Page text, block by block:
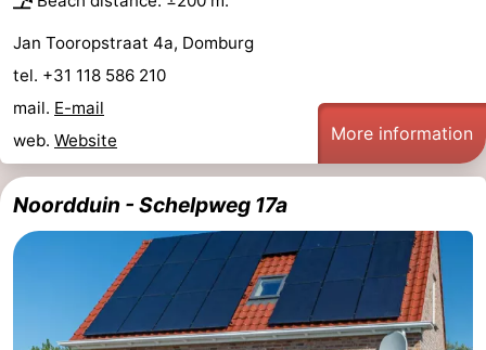
Jan Tooropstraat 4a, Domburg
tel. +31 118 586 210
mail. E-mail
web. Website More information
Noordduin - Schelpweg 17a